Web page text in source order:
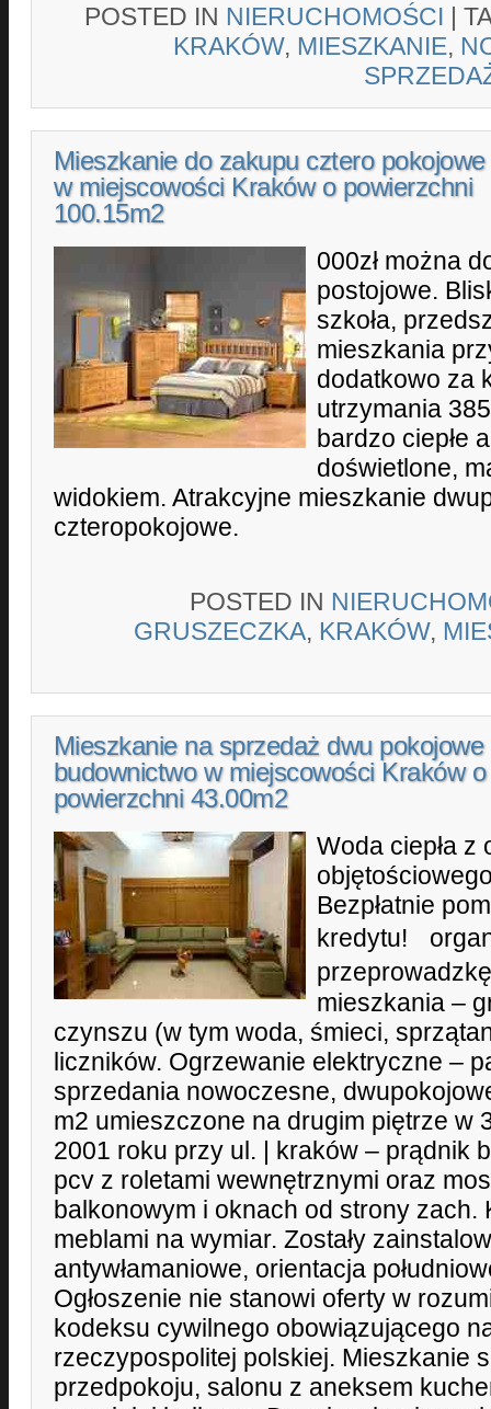
POSTED IN NIERUCHOMOŚCI |
KRAKÓW, MIESZKANIE,
Mieszkanie do zakupu cztero
w miejscowości Kraków o powierzchni
100.15m2
000zł można
postojowe.
szkoła,
mieszkania
dodatkowo za
utrzymania
bardzo ciepłe
doświetlone,
widokiem. Atrakcyjne mieszkanie
czteropokojowe.
POSTED IN
GRUSZECZKA, KRAKÓW,
Mieszkanie na sprzedaż dwu pokojowe
budownictwo w miejscowości Kraków o
powierzchni 43.00m2
Woda ciepła z
Bezpłatnie
kredytu!
mieszkania –
czynszu (w tym woda, śmieci,
liczników. Ogrzewanie elektryczne –
sprzedania nowoczesne,
m2 umieszczone na drugim piętrze w
2001 roku przy ul. | kraków – prądnik
pcv z roletami wewnętrznymi oraz
balkonowym i oknach od strony zach.
meblami na wymiar. Zostały
antywłamaniowe, orientacja
Ogłoszenie nie stanowi oferty w
kodeksu cywilnego obowiązującego
rzeczypospolitej polskiej. Mieszkanie
przedpokoju, salonu z aneksem